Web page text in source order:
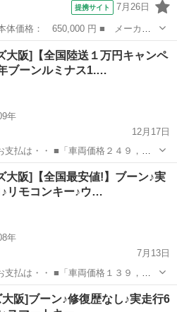
提携サイト 7月26日
ン ■ グレード名： シルク Ｓ
ドライブレコーダー／バックカメ
阪]【全国陸送１万円キャンペ
ブーンルミナス1.…
年
12月17日
支払は・・ ■「車両価格２４９，０
です！ 【全国陸送
！】 ●「ブーンルミナス 黄！」が入
ブーン 車両
阪]【全国最安値!】ブーン♪実
リモコンキー♪ウ…
年
7月13日
払は・・ ■「車両価格１３９，０
●程度良好の
入庫しました！！● ●リモコンキ
ブーン 車両
阪]ブーン♪修復歴なし♪実走行6